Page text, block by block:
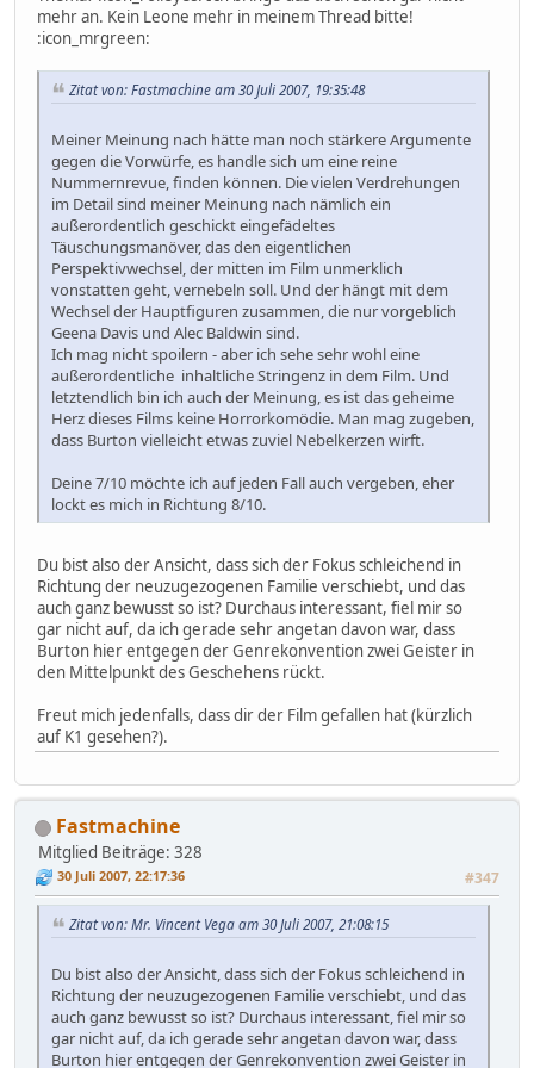
mehr an. Kein Leone mehr in meinem Thread bitte!
:icon_mrgreen:
Zitat von: Fastmachine am 30 Juli 2007, 19:35:48
Meiner Meinung nach hätte man noch stärkere Argumente
gegen die Vorwürfe, es handle sich um eine reine
Nummernrevue, finden können. Die vielen Verdrehungen
im Detail sind meiner Meinung nach nämlich ein
außerordentlich geschickt eingefädeltes
Täuschungsmanöver, das den eigentlichen
Perspektivwechsel, der mitten im Film unmerklich
vonstatten geht, vernebeln soll. Und der hängt mit dem
Wechsel der Hauptfiguren zusammen, die nur vorgeblich
Geena Davis und Alec Baldwin sind.
Ich mag nicht spoilern - aber ich sehe sehr wohl eine
außerordentliche inhaltliche Stringenz in dem Film. Und
letztendlich bin ich auch der Meinung, es ist das geheime
Herz dieses Films keine Horrorkomödie. Man mag zugeben,
dass Burton vielleicht etwas zuviel Nebelkerzen wirft.
Deine 7/10 möchte ich auf jeden Fall auch vergeben, eher
lockt es mich in Richtung 8/10.
Du bist also der Ansicht, dass sich der Fokus schleichend in
Richtung der neuzugezogenen Familie verschiebt, und das
auch ganz bewusst so ist? Durchaus interessant, fiel mir so
gar nicht auf, da ich gerade sehr angetan davon war, dass
Burton hier entgegen der Genrekonvention zwei Geister in
den Mittelpunkt des Geschehens rückt.
Freut mich jedenfalls, dass dir der Film gefallen hat (kürzlich
auf K1 gesehen?).
Fastmachine
Mitglied Beiträge: 328
30 Juli 2007, 22:17:36 #347
Zitat von: Mr. Vincent Vega am 30 Juli 2007, 21:08:15
Du bist also der Ansicht, dass sich der Fokus schleichend in
Richtung der neuzugezogenen Familie verschiebt, und das
auch ganz bewusst so ist? Durchaus interessant, fiel mir so
gar nicht auf, da ich gerade sehr angetan davon war, dass
Burton hier entgegen der Genrekonvention zwei Geister in